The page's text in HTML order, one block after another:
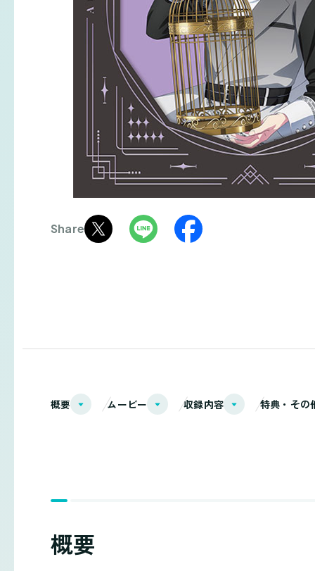
Share
概要 ムービー 収録内容 特典・その
概要